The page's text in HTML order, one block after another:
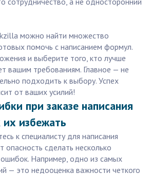
можно найти множество
помочь с написанием формул.
и выберите того, кто лучше
вашим требованиям. Главное — не
подходить к выбору. Успех
от ваших усилий!
при заказе написания
избежать
к специалисту для написания
опасность сделать несколько
Например, одно из самых
— это недооценка важности четкого